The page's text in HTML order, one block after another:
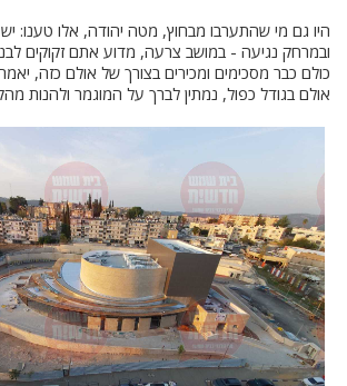
היו גם מי שהתערבו מבחוץ, מטה יהודה, אלו טענו:
ובמרחק נגיעה - במושב צרעה, מדוע אתם זקוקים
כולם כבר מסכימים ומכירים בצורך של אולם כזה,
אולם בגודל כפול, נמתין לברך על המוגמר ולהנות